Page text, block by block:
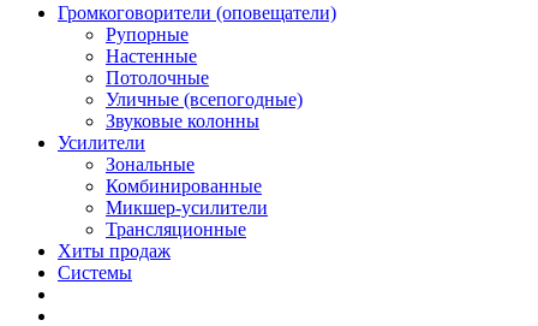
Громкоговорители (оповещатели)
Рупорные
Настенные
Потолочные
Уличные (всепогодные)
Звуковые колонны
Усилители
Зональные
Комбинированные
Микшер-усилители
Трансляционные
Хиты продаж
Системы